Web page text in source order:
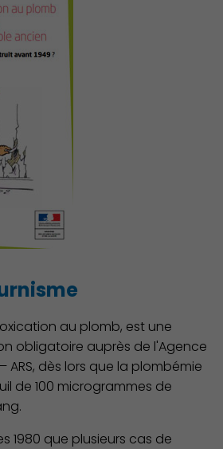
Sociale Solidarité
au plomb, est une
obligatoire auprès de l'Agence
ARS, dès lors que la plombémie
de 100 microgrammes de
1980 que plusieurs cas de